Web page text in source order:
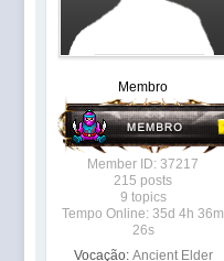
Membro
Member ID: 37217
215 posts
9 topics
Tempo Online: 35d 4h 36m
26s
Vocação: Ancient Elder